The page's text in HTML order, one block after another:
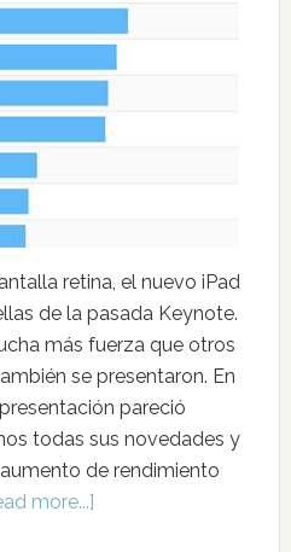
retina, el nuevo iPad
de la pasada Keynote.
más fuerza que otros
se presentaron. En
pareció
todas sus novedades y
de rendimiento
more...]